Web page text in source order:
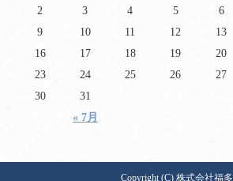
« 7月
2
3 4 5 6
9
10 11 12 13
16
17 18 19 20
23
24 25 26 27
30
31
Copyright (C) 株式会社福多